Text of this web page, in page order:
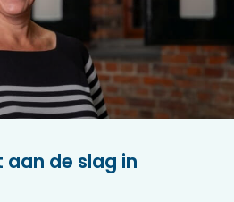
de slag in